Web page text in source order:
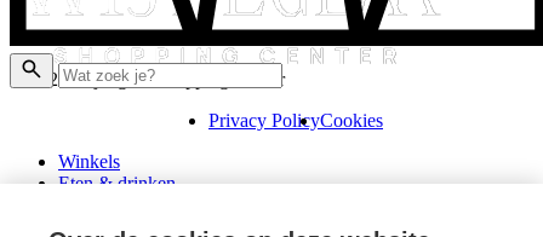
© 2026 Wijnegem Shopping Center
Privacy PolicyCookies
Winkels
Eten & drinken
Schenk een cadeaubon